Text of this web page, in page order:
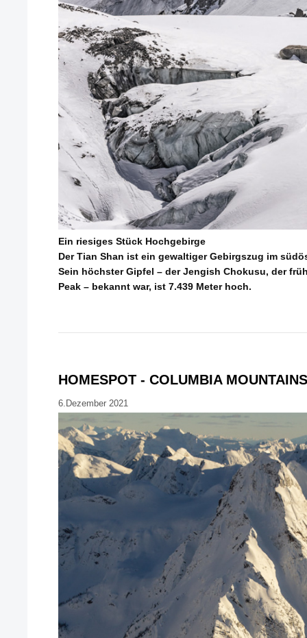
Ein riesiges Stück Hochgebirge
Der Tian Shan ist ein gewaltiger Gebirgszug im
Sein höchster Gipfel – der Jengish Chokusu, der
Peak – bekannt war, ist 7.439 Meter hoch.
HOMESPOT - COLUMBIA MOUNTAINS
6.Dezember 2021